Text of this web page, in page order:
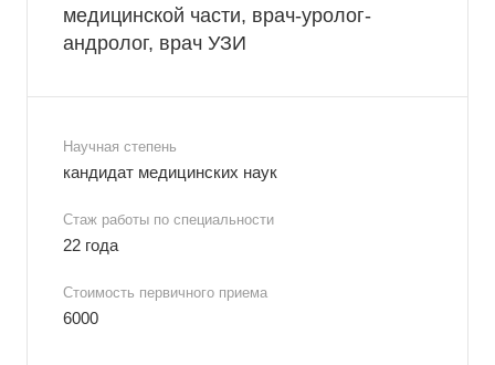
медицинской части, врач-уролог-
андролог, врач УЗИ
Научная степень
кандидат медицинских наук
Стаж работы по специальности
22 года
Стоимость первичного приема
6000